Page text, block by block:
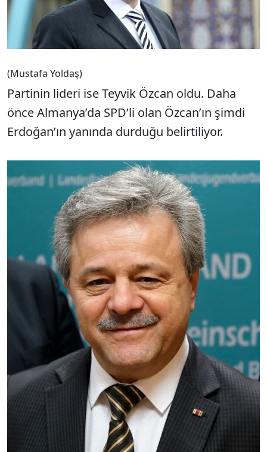
(Mustafa Yoldaş)
Partinin lideri ise Teyvik Özcan oldu. Daha
önce Almanya’da SPD’li olan Özcan’ın şimdi
Erdoğan’ın yanında durduğu belirtiliyor.